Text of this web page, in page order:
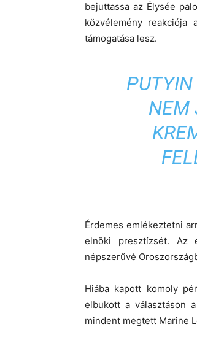
bejuttassa az Élysée
közvélemény reakciója
támogatása lesz.
NEM
Érdemes emlékeztetni
elnöki presztízsét. Az
népszerűvé
Hiába kapott komoly
elbukott a választáson
mindent megtett Marine